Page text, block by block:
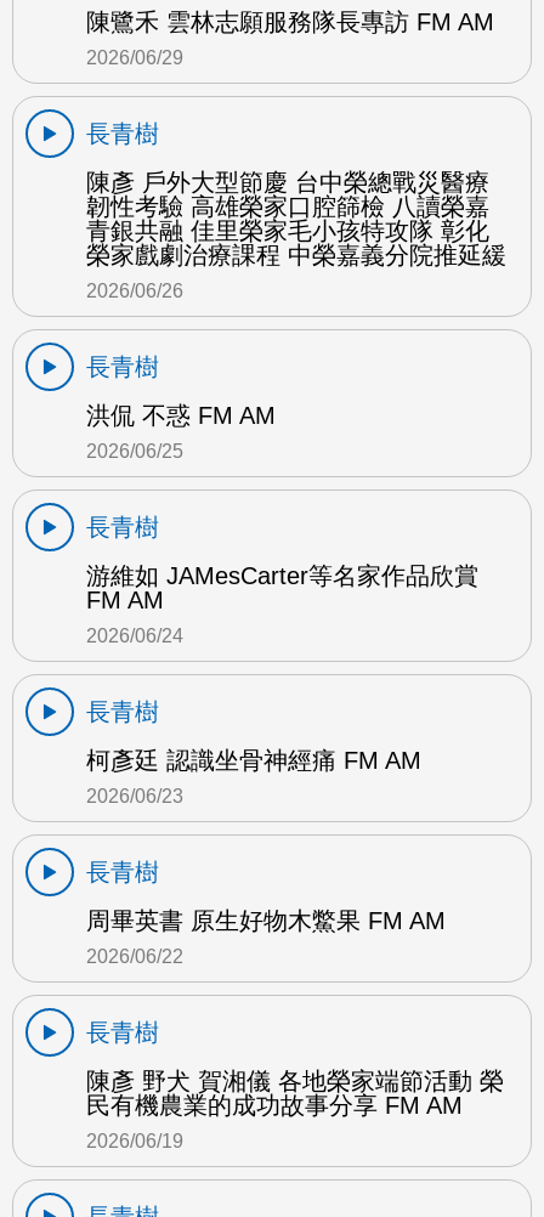
陳鷺禾 雲林志願服務隊長專訪 FM AM
2026/06/29
長青樹
陳彥 戶外大型節慶 台中榮總戰災醫療
韌性考驗 高雄榮家口腔篩檢 八讀榮嘉
青銀共融 佳里榮家毛小孩特攻隊 彰化
榮家戲劇治療課程 中榮嘉義分院推延緩
2026/06/26
長青樹
洪侃 不惑 FM AM
2026/06/25
長青樹
游維如 JAMesCarter等名家作品欣賞
FM AM
2026/06/24
長青樹
柯彥廷 認識坐骨神經痛 FM AM
2026/06/23
長青樹
周畢英書 原生好物木鱉果 FM AM
2026/06/22
長青樹
陳彥 野犬 賀湘儀 各地榮家端節活動 榮
民有機農業的成功故事分享 FM AM
2026/06/19